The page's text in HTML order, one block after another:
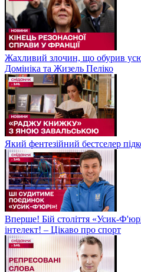
Жахливий злочин, що обурив
Домініка та Жизель Пеліко
Який фентезійний бестселер
Вперше! Бій століття «Усик-
інтелект! – Цікаво про спорт